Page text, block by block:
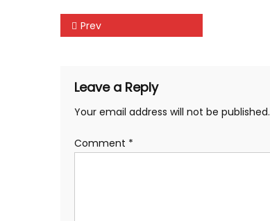
Post
Prev
Leave a Reply
Your email address will not be published.
Comment *